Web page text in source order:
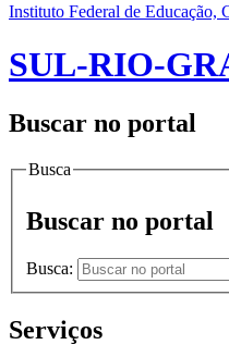
Instituto Federal de Educação,
SUL-RIO-
Buscar no portal
Busca
Buscar no portal
Busca:
Serviços